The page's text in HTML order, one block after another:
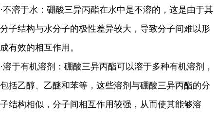
·不溶于水：硼酸三异丙酯在水中是不溶的，这是由于其
分子结构与水分子的极性差异较大，导致分子间难以形
成有效的相互作用。
·溶于有机溶剂：硼酸三异丙酯可以溶于多种有机溶剂，
包括乙醇、乙醚和苯等，这些溶剂与硼酸三异丙酯的分
子结构相似，分子间相互作用较强，从而使其能够溶